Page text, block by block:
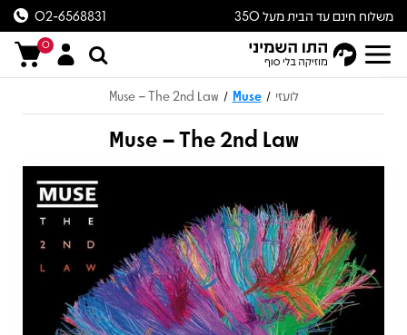
משלוח חינם עד הבית מעל 350
ש״ח
02-6568831
0
לועזי /
Muse
/
Muse – The 2nd Law
Muse – The 2nd Law